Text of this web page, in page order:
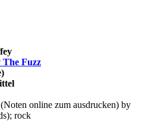
The Fuzz
online zum ausdrucken) by
rock